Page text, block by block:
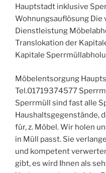
Hauptstadt inklusive
Wohnungsauflösung
Dienstleistung
Translokation der
Kapitale
Möbelentsorgung
Tel.01719374577
Sperrmüll sind fast alle
Haushaltsgegenstände,
für, z. Möbel. Wir holen
in Müll passt. Sie
und kompetent
gibt, es wird Ihnen als